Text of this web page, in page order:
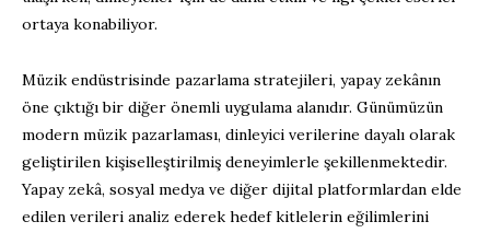
ortaya konabiliyor.
Müzik endüstrisinde pazarlama stratejileri, yapay zekânın
öne çıktığı bir diğer önemli uygulama alanıdır. Günümüzün
modern müzik pazarlaması, dinleyici verilerine dayalı olarak
geliştirilen kişiselleştirilmiş deneyimlerle şekillenmektedir.
Yapay zekâ, sosyal medya ve diğer dijital platformlardan elde
edilen verileri analiz ederek hedef kitlelerin eğilimlerini